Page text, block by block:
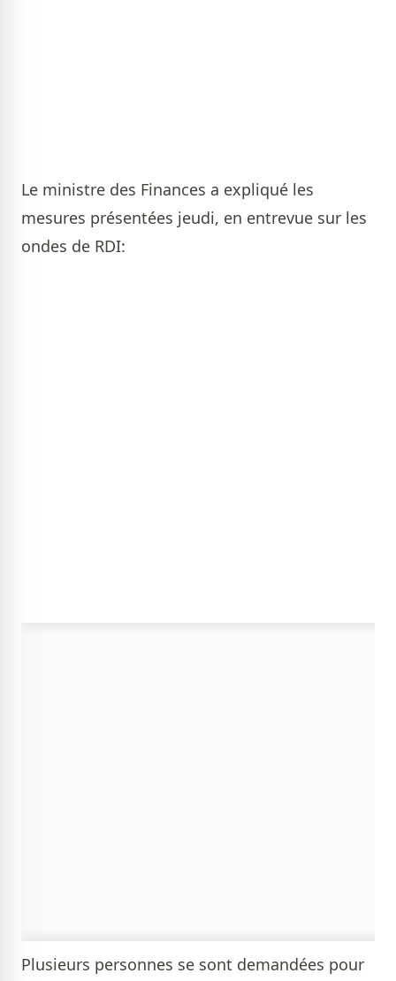
Le ministre des Finances a expliqué les
mesures présentées jeudi, en entrevue sur les
ondes de RDI:
Plusieurs personnes se sont demandées pour